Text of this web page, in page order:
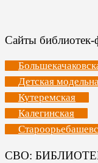
Сайты библиотек-
Детская
Кутеремская
Калегинская
СВО: